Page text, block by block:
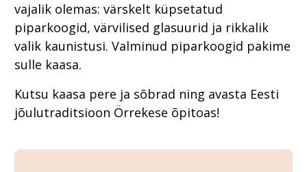
vajalik olemas: värskelt küpsetatud
piparkoogid, värvilised glasuurid ja rikkalik
valik kaunistusi. Valminud piparkoogid pakime
sulle kaasa.
Kutsu kaasa pere ja sõbrad ning avasta Eesti
jõulutraditsioon Örrekese õpitoas!